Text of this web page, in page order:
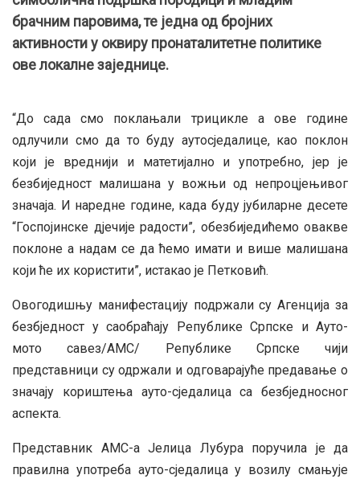
брачним паровима, те једна од бројних
активности у оквиру пронаталитетне политике
ове локалне заједнице.
“До сада смо поклањали трицикле а ове године
одлучили смо да то буду аутосједалице, као поклон
који је вреднији и матетијално и употребно, јер је
безбиједност малишана у вожњи од непроцјењивог
значаја. И наредне године, када буду јубиларне десете
“Госпојинске дјечије радости”, обезбиједићемо овакве
поклоне а надам се да ћемо имати и више малишана
који ће их користити”, истакао је Петковић.
Овогодишњу манифестацију подржали су Агенција за
безбједност у саобраћају Републике Српске и Ауто-
мото савез/АМС/ Републике Српске чији
представници су одржали и одговарајуће предавање о
значају кориштења ауто-сједалица са безбједносног
аспекта.
Представник АМС-а Јелица Лубура поручила је да
правилна употреба ауто-сједалица у возилу смањује